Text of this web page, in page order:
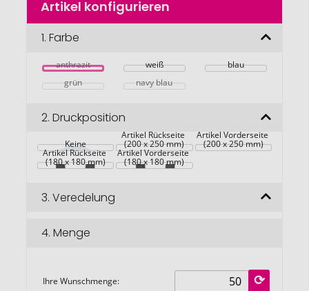
Anfang
Bildgalerie
Artikel konfigurieren
1. Farbe
anthrazit weiß
blau
grün
navy blau
2. Druckposition
Keine
Artikel Rückseite
(200 x 250 mm)
Artikel Vorderseite
(200 x 250 mm)
Artikel Rückseite
(180 x 180 mm)
Artikel Vorderseite
(180 x 180 mm)
3. Veredelung
4. Menge
Ihre Wunschmenge: